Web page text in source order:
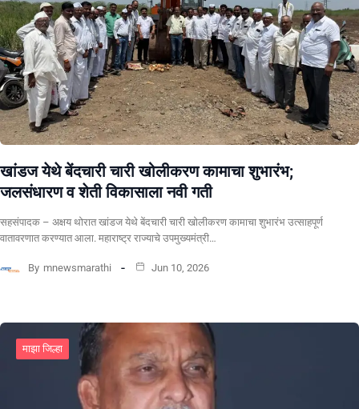
खांडज येथे बेंदचारी चारी खोलीकरण कामाचा शुभारंभ;
जलसंधारण व शेती विकासाला नवी गती
सहसंपादक – अक्षय थोरात खांडज येथे बेंदचारी चारी खोलीकरण कामाचा शुभारंभ उत्साहपूर्ण
वातावरणात करण्यात आला. महाराष्ट्र राज्याचे उपमुख्यमंत्री…
By mnewsmarathi Jun 10, 2026
माझा जिल्हा